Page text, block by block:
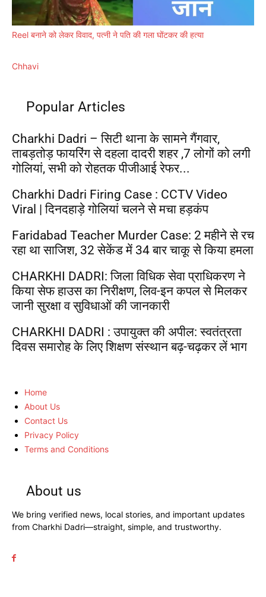
Reel बनाने को लेकर विवाद, पत्नी ने पति की गला घोंटकर की हत्या
Chhavi
Popular Articles
Charkhi Dadri – सिटी थाना के सामने गैंगवार,
ताबड़तोड़ फायरिंग से दहला दादरी शहर ,7 लोगों को लगी
गोलियां, सभी को रोहतक पीजीआई रेफर...
Charkhi Dadri Firing Case : CCTV Video
Viral | दिनदहाड़े गोलियां चलने से मचा हड़कंप
Faridabad Teacher Murder Case: 2 महीने से रच
रहा था साजिश, 32 सेकेंड में 34 बार चाकू से किया हमला
CHARKHI DADRI: जिला विधिक सेवा प्राधिकरण ने
किया सेफ हाउस का निरीक्षण, लिव-इन कपल से मिलकर
जानी सुरक्षा व सुविधाओं की जानकारी
CHARKHI DADRI : उपायुक्त की अपील: स्वतंत्रता
दिवस समारोह के लिए शिक्षण संस्थान बढ़-चढ़कर लें भाग
Home
About Us
Contact Us
Privacy Policy
Terms and Conditions
About us
We bring verified news, local stories, and important updates
from Charkhi Dadri—straight, simple, and trustworthy.